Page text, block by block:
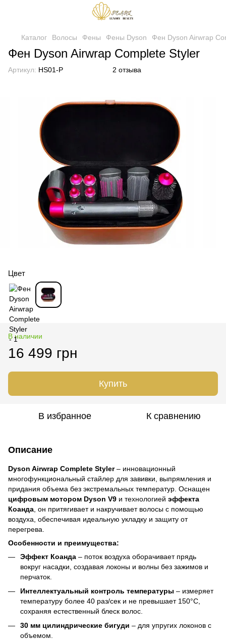
Каталог Волосы Фены Фены Dyson Фен Dyson Airwrap
Фен Dyson Airwrap Complete Styler
Артикул: HS01-Р 2 отзыва
Цвет
В наличии
16 499 грн
Купить
В избранное К сравнению
Описание
Dyson Airwrap Complete Styler– инновационный
многофункциональный стайлер для завивки, выпрямления и
придания объема без экстремальных температур. Оснащен
цифровым мотором Dyson V9 и технологией эффекта
Коанда , он притягивает и накручивает волосы с помощью
воздуха, обеспечивая идеальную укладку и защиту от
перегрева.
Особенности и преимущества:
Эффект Коанда – поток воздуха оборачивает прядь
вокруг насадки, создавая локоны и волны без зажимов и
перчаток.
Интеллектуальный контроль температуры – измеряет
температуру более 40 раз/сек и не превышает 150°C,
сохраняя естественный блеск волос.
30 мм цилиндрические бигуди – для упругих локонов с
объемом.